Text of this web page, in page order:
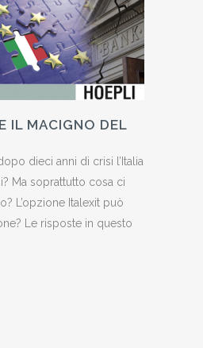
IL MACIGNO DEL
dieci anni di crisi l’Italia
Ma soprattutto cosa ci
L’opzione Italexit può
Le risposte in questo